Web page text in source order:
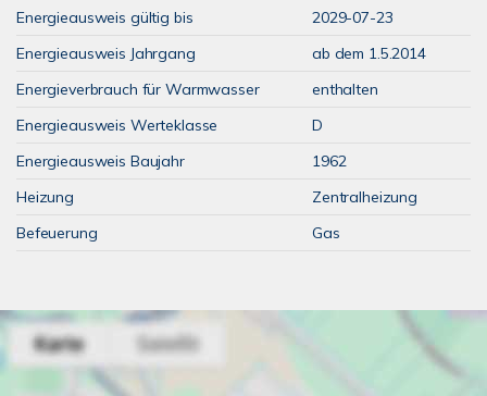
Energieausweis gültig bis
2029-07-23
Energieausweis Jahrgang
ab dem 1.5.2014
Energieverbrauch für Warmwasser
enthalten
Energieausweis Werteklasse
D
Energieausweis Baujahr
1962
Heizung
Zentralheizung
Befeuerung
Gas